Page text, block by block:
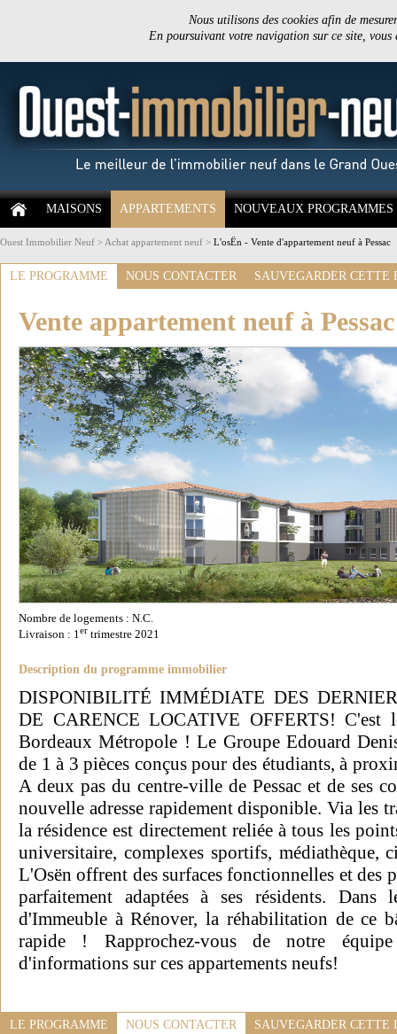
Nous utilisons des cookies afin de
En poursuivant votre navigation sur ce site,
MAISONS APPARTEMENTS NOUVEAUX PROGRAMMES
Ouest Immobilier Neuf > Achat appartement neuf > L'osËn - Vente d'appartement neuf à Pessac
LE PROGRAMME NOUS CONTACTER SAUVEGARDER CETTE
Vente appartement neuf à
Nombre de logements : N.C.
Livraison : 1er trimestre 2021
Description du programme immobilier
DISPONIBILITÉ IMMÉDIATE DES
DE CARENCE LOCATIVE OFFERTS! C'est
Bordeaux Métropole ! Le Groupe Edouard
de 1 à 3 pièces conçus pour des étudiants, à
A deux pas du centre-ville de Pessac et de ses
nouvelle adresse rapidement disponible. Via les
la résidence est directement reliée à tous les
universitaire, complexes sportifs, médiathèque,
L'Osën offrent des surfaces fonctionnelles et des
parfaitement adaptées à ses résidents.
d'Immeuble à Rénover, la réhabilitation de ce
rapide ! Rapprochez-vous de notre
d'informations sur ces appartements neufs!
LE PROGRAMME NOUS CONTACTER SAUVEGARDER CETTE